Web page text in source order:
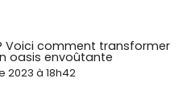
? Voici comment transformer
oasis envoûtante
2023 à 18h42